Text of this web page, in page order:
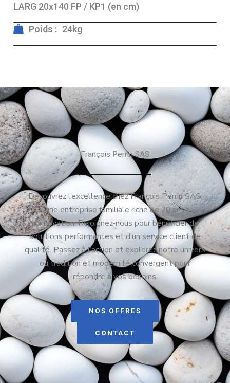
LARG 20x140 FP / KP1 (en cm)
Poids : 24kg
François Perrin SAS
Découvrez l’excellence chez François Perrin SAS,
une entreprise familiale riche de 70 ans
d’innovation. Rejoignez-nous pour bénéficier de
solutions performantes et d’un service client de
qualité. Passez à l’action et explorez notre univers
où tradition et modernité convergent pour
répondre à vos besoins.
NOS OFFRES
CONTACT